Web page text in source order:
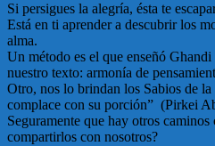
Si persigues la alegría, ésta te
Está en ti aprender a descubrir los
alma.
Un método es el que enseñó
nuestro texto: armonía de
Otro, nos lo brindan los Sabios de
complace con su porción” (Pirkei
Seguramente que hay otros caminos
compartirlos con nosotros?